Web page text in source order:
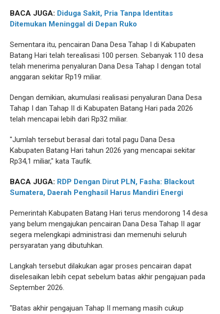
BACA JUGA: Diduga Sakit, Pria Tanpa Identitas
Ditemukan Meninggal di Depan Ruko
Sementara itu, pencairan Dana Desa Tahap I di Kabupaten
Batang Hari telah terealisasi 100 persen. Sebanyak 110 desa
telah menerima penyaluran Dana Desa Tahap I dengan total
anggaran sekitar Rp19 miliar.
Dengan demikian, akumulasi realisasi penyaluran Dana Desa
Tahap I dan Tahap II di Kabupaten Batang Hari pada 2026
telah mencapai lebih dari Rp32 miliar.
"Jumlah tersebut berasal dari total pagu Dana Desa
Kabupaten Batang Hari tahun 2026 yang mencapai sekitar
Rp34,1 miliar," kata Taufik.
BACA JUGA: RDP Dengan Dirut PLN, Fasha: Blackout
Sumatera, Daerah Penghasil Harus Mandiri Energi
Pemerintah Kabupaten Batang Hari terus mendorong 14 desa
yang belum mengajukan pencairan Dana Desa Tahap II agar
segera melengkapi administrasi dan memenuhi seluruh
persyaratan yang dibutuhkan.
Langkah tersebut dilakukan agar proses pencairan dapat
diselesaikan lebih cepat sebelum batas akhir pengajuan pada
September 2026.
"Batas akhir pengajuan Tahap II memang masih cukup